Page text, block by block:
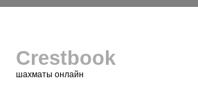
Crestbook
шахматы онлайн